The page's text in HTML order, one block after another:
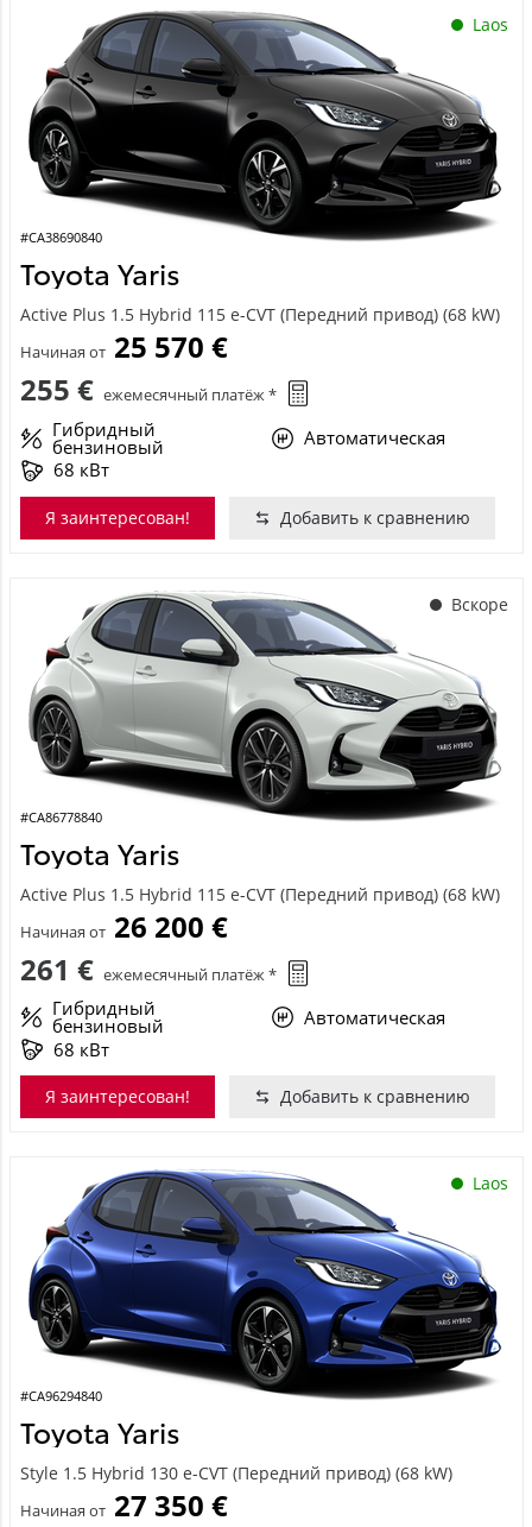
Laos
#CA38690840
Toyota Yaris
Active Plus 1.5 Hybrid 115 e-CVT (Передний привод) (68 kW)
Начиная от 25 570 €
255 € ежемесячный платёж *
Гибридный
бензиновый
Автоматическая
68 кВт
Я заинтересован! Добавить к сравнению
Вскоре
#CA86778840
Toyota Yaris
Active Plus 1.5 Hybrid 115 e-CVT (Передний привод) (68 kW)
Начиная от 26 200 €
261 € ежемесячный платёж *
Гибридный
бензиновый
Автоматическая
68 кВт
Я заинтересован! Добавить к сравнению
Laos
#CA96294840
Toyota Yaris
Style 1.5 Hybrid 130 e-CVT (Передний привод) (68 kW)
Начиная от 27 350 €